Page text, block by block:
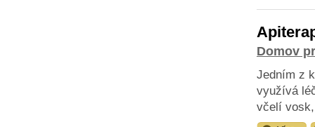
Domov
Jedním z
využívá
včelí